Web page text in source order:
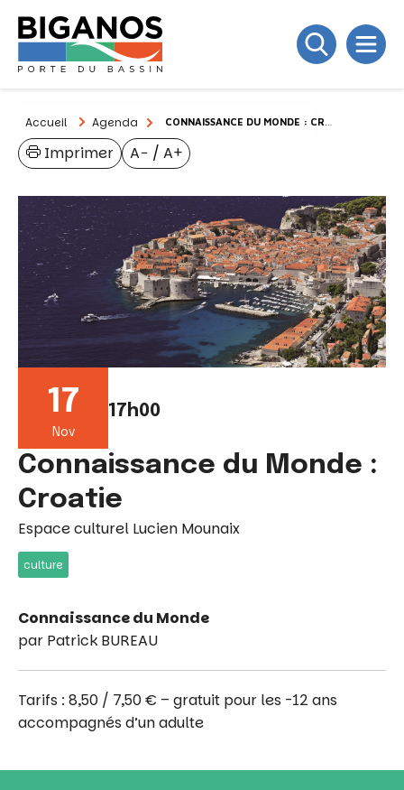
Accueil Agenda CONNAISSANCE DU MONDE : CROATIE
A− / A+
Imprimer
17
Nov
17h00
Connaissance du Monde :
Croatie
Espace culturel Lucien Mounaix
culture
Connaissance du Monde
par Patrick BUREAU
Tarifs : 8,50 / 7,50 € – gratuit pour les -12 ans
accompagnés d’un adulte